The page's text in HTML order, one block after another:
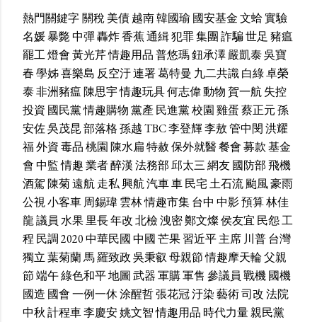
熱門關鍵字關稅美債越南韓國瑜 國安基金文蛤實驗
名媛暴斃中彈轟炸香蕉通緝犯罪集團詐騙世足 豬瘟
罷工燈會黃光芹情趣用品普悠瑪鈕承澤嚴凱泰吳寶
春學姊喜樂島 反空汙連署葛特曼 九二共識白綠卓榮
泰非洲豬瘟陳思宇情趣玩具何志偉動物賀一航失控
投資 國民黨情趣購物黨產 民進黨校園雞蛋蔡正元孫
安佐吳茂昆部落格孫越TBC李登輝李敖管中閔洪耀
福外資毒品桃園陳水扁特赦保外就醫餐會募款基金
會中監情趣業者醉漢法務部邱太三網友國防部飛機
酒駕陳菊遠航走私興航汽車車民宅土石流颱風豪雨
公視小客車周錫瑋雲林情趣市集台中 中影預算林佳
龍議員 水果里長年改北檢洩密鄭文燦侯友宜 民怨工
程 民調2020中華民國中國芒果習近平主席 川普台灣
獨立葉菊蘭馬羅致政吳秉叡母親節情趣摩天輪父親
節端午綠色和平地圖武器軍購軍售 參議員 戰機國機
國造 國會一例一休涂醒哲張花冠汙染藝術司改法院
中秋計程車李慶安姚文智情趣用品 時代力量親民黨